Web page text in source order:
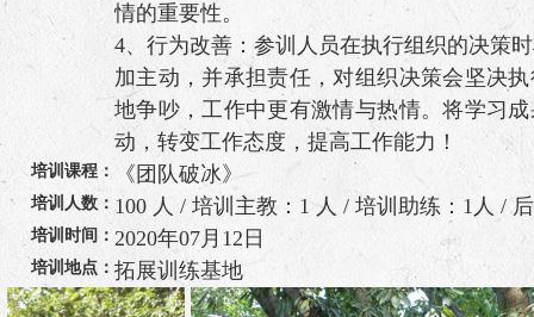
情的重要性。
4、行为改善：参训人员在执行组织的决策
加主动，并承担责任，对组织决策会坚决
地争吵，工作中更有激情与热情。将学习
动，转变工作态度，提高工作能力！
培训课程： 《团队破冰》
培训人数： 100 人 / 培训主教：1 人 / 培训助练：1人 /
培训时间： 2020年07月12日
培训地点： 拓展训练基地